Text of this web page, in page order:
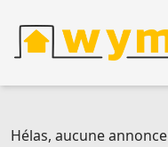
Hélas, aucune